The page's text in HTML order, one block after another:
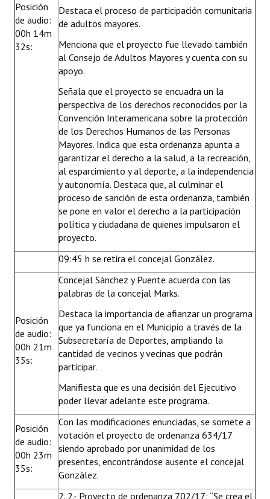
Posición
de audio:
00h 14m
32s:
Destaca el proceso de participación comunitaria
de adultos mayores.
Menciona que el proyecto fue llevado también
al Consejo de Adultos Mayores y cuenta con su
apoyo.
Señala que el proyecto se encuadra un la
perspectiva de los derechos reconocidos por la
Convención Interamericana sobre la protección
de los Derechos Humanos de las Personas
Mayores. Indica que esta ordenanza apunta a
garantizar el derecho a la salud, a la recreación,
al esparcimiento y al deporte, a la independencia
y autonomía. Destaca que, al culminar el
proceso de sanción de esta ordenanza, también
se pone en valor el derecho a la participación
política y ciudadana de quienes impulsaron el
proyecto.
09:45 h se retira el concejal González.
Posición
de audio:
00h 21m
35s:
Concejal Sánchez y Puente acuerda con las
palabras de la concejal Marks.
Destaca la importancia de afianzar un programa
que ya funciona en el Municipio a través de la
Subsecretaría de Deportes, ampliando la
cantidad de vecinos y vecinas que podrán
participar.
Manifiesta que es una decisión del Ejecutivo
poder llevar adelante este programa.
Posición
de audio:
00h 23m
35s:
Con las modificaciones enunciadas, se somete a
votación el proyecto de ordenanza 634/17
siendo aprobado por unanimidad de los
presentes, encontrándose ausente el concejal
González.
2. 2.- Proyecto de ordenanza 702/17: “Se crea el